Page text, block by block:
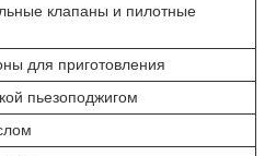
клапаны и пилотные
для приготовления
пьезоподжигом